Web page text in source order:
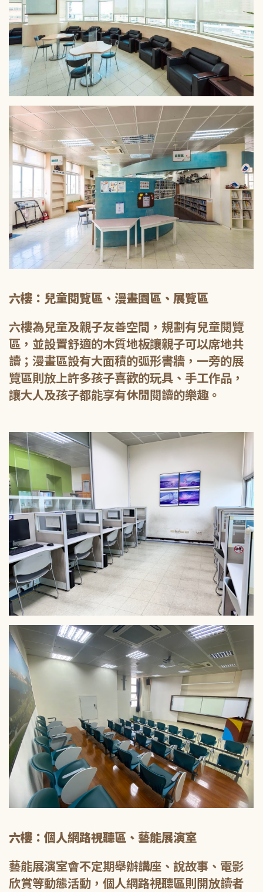
六樓：兒童閱覽區、漫畫園區、展覽區
六樓為兒童及親子友善空間，規劃有兒童閱覽
區，並設置舒適的木質地板讓親子可以席地共
讀；漫畫區設有大面積的弧形書牆，一旁的展
覽區則放上許多孩子喜歡的玩具、手工作品，
讓大人及孩子都能享有休閒閱讀的樂趣。
六樓：個人網路視聽區、藝能展演室
藝能展演室會不定期舉辦講座、說故事、電影
欣賞等動態活動，個人網路視聽區則開放讀者